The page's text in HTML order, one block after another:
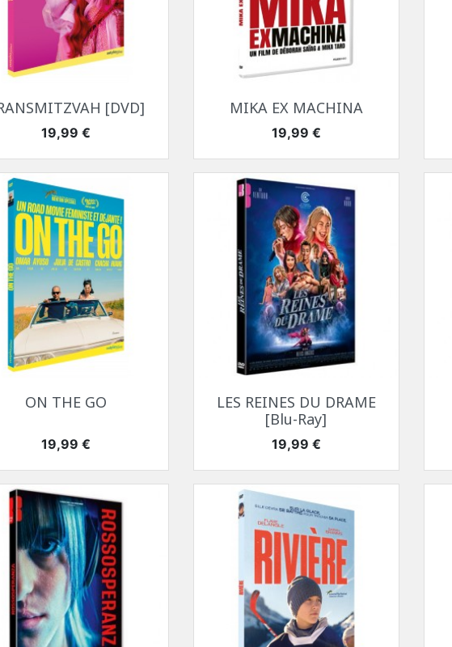
Aperçu rapide[DVD]
Prix
19,99 €
Aperçu rapide
MIKA EX MACHINA
Prix
19,99 €
Aperçu rapide
ON THE GO
Prix
19,99 €
Aperçu rapide
LES REINES DU DRAME
[Blu-Ray]
Prix
19,99 €